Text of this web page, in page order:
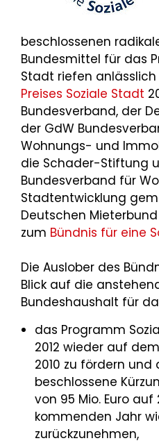
beschlossenen
Bundesmittel für das
Stadt riefen
Preises Soziale Stadt
Bundesverband, der
der GdW
Wohnungs- und
die Schader-Stiftung
Bundesverband für
Stadtentwicklung
Deutschen Mieterbund
zum Bündnis für eine
Die Auslober des
Blick auf die
Bundeshaushalt für
das Programm
2012 wieder auf
2010 zu fördern und
beschlossene
von 95 Mio. Euro auf
kommenden Jahr
zurückzunehmen,